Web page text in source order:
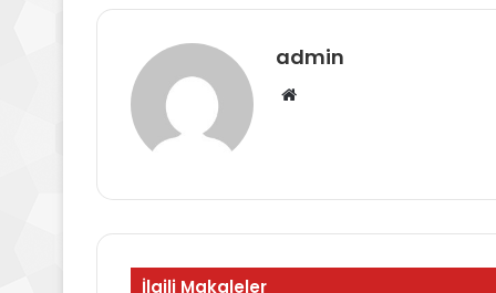
admin
Web
İlgili Makaleler